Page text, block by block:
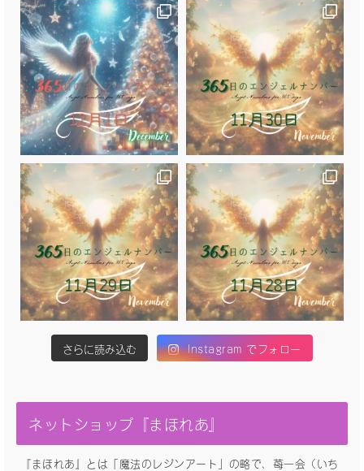
さらに読み込む Instagram でフォロー
ネットショップ『まほれあ』
『まほれあ』とは「魔法のレジンアート」の略で、苺一会（いち